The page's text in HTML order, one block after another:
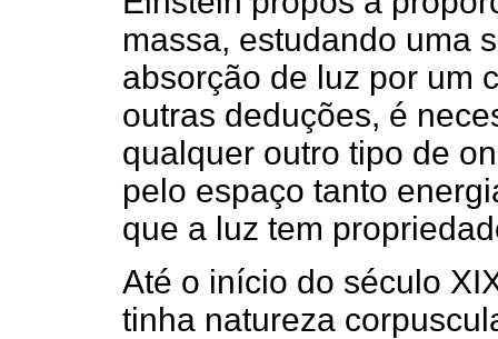
massa, estudando uma
absorção de luz por um
outras deduções, é
qualquer outro tipo de
pelo espaço tanto
que a luz tem
Até o início do século
tinha natureza